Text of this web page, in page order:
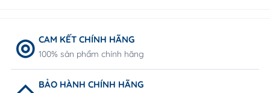
CAM KẾT CHÍNH HÃNG
100% sản phẩm chính hãng
BẢO HÀNH CHÍNH HÃNG